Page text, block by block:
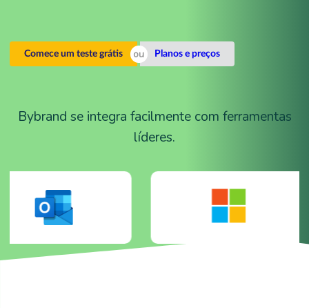
Comece um teste grátis Planos e preços
Bybrand se integra facilmente com ferramentas
líderes.